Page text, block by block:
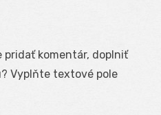
komentár, doplniť
Vyplňte textové pole